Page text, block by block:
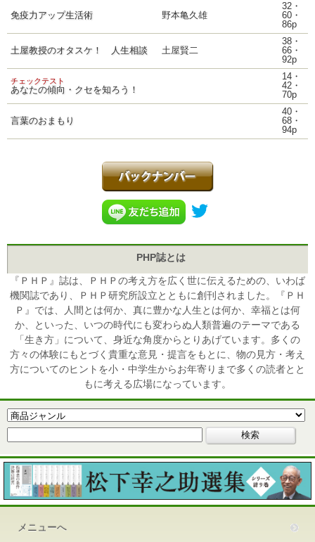
免疫力アップ生活術 野本亀久雄
32・
60・
86p
土屋教授のオタスケ！ 人生相談 土屋賢二
38・
66・
92p
チェックテスト
あなたの傾向・クセを知ろう！
14・
42・
70p
言葉のおまもり
40・
68・
94p
PHP誌とは
『ＰＨＰ』誌は、ＰＨＰの考え方を広く世に伝えるための、いわば
機関誌であり、ＰＨＰ研究所設立とともに創刊されました。『ＰＨ
Ｐ』では、人間とは何か、真に豊かな人生とは何か、幸福とは何
か、といった、いつの時代にも変わらぬ人類普遍のテーマである
「生き方」について、身近な角度からとりあげています。多くの
方々の体験にもとづく貴重な意見・提言をもとに、物の見方・考え
方についてのヒントを小・中学生からお年寄りまで多くの読者とと
もに考える広場になっています。
メニューへ